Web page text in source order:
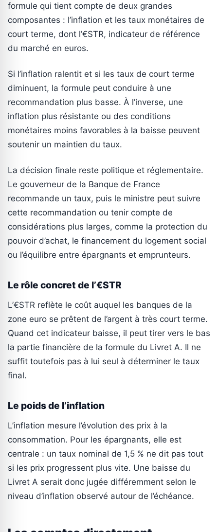
formule qui tient compte de deux grandes
composantes : l’inflation et les taux monétaires de
court terme, dont l’€STR, indicateur de référence
du marché en euros.
Si l’inflation ralentit et si les taux de court terme
diminuent, la formule peut conduire à une
recommandation plus basse. À l’inverse, une
inflation plus résistante ou des conditions
monétaires moins favorables à la baisse peuvent
soutenir un maintien du taux.
La décision finale reste politique et réglementaire.
Le gouverneur de la Banque de France
recommande un taux, puis le ministre peut suivre
cette recommandation ou tenir compte de
considérations plus larges, comme la protection du
pouvoir d’achat, le financement du logement social
ou l’équilibre entre épargnants et emprunteurs.
Le rôle concret de l’€STR
L’€STR reflète le coût auquel les banques de la
zone euro se prêtent de l’argent à très court terme.
Quand cet indicateur baisse, il peut tirer vers le bas
la partie financière de la formule du Livret A. Il ne
suffit toutefois pas à lui seul à déterminer le taux
final.
Le poids de l’inflation
L’inflation mesure l’évolution des prix à la
consommation. Pour les épargnants, elle est
centrale : un taux nominal de 1,5 % ne dit pas tout
si les prix progressent plus vite. Une baisse du
Livret A serait donc jugée différemment selon le
niveau d’inflation observé autour de l’échéance.